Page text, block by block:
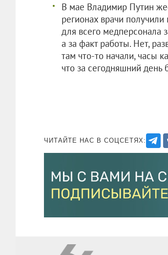
В мае Владимир Путин
регионах врачи
для всего медперсонала
а за факт работы. Нет,
там что-то начали, часы
что за сегодняшний день
ЧИТАЙТЕ НАС В СОЦСЕТЯХ: